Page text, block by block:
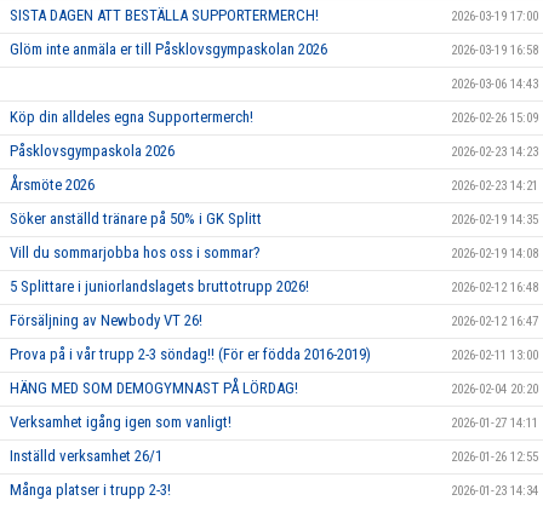
SISTA DAGEN ATT BESTÄLLA SUPPORTERMERCH! 2026-03-19 17:00
Glöm inte anmäla er till Påsklovsgympaskolan 2026 2026-03-19 16:58
2026-03-06 14:43
Köp din alldeles egna Supportermerch! 2026-02-26 15:09
Påsklovsgympaskola 2026 2026-02-23 14:23
Årsmöte 2026 2026-02-23 14:21
Söker anställd tränare på 50% i GK Splitt 2026-02-19 14:35
Vill du sommarjobba hos oss i sommar? 2026-02-19 14:08
5 Splittare i juniorlandslagets bruttotrupp 2026! 2026-02-12 16:48
Försäljning av Newbody VT 26! 2026-02-12 16:47
Prova på i vår trupp 2-3 söndag!! (För er födda 2016-2019) 2026-02-11 13:00
HÄNG MED SOM DEMOGYMNAST PÅ LÖRDAG! 2026-02-04 20:20
Verksamhet igång igen som vanligt! 2026-01-27 14:11
Inställd verksamhet 26/1 2026-01-26 12:55
Många platser i trupp 2-3! 2026-01-23 14:34